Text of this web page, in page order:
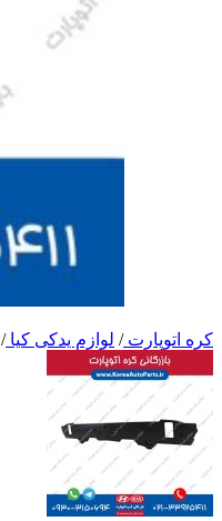
کره اتوپارت/ لوازم یدکی کیا/